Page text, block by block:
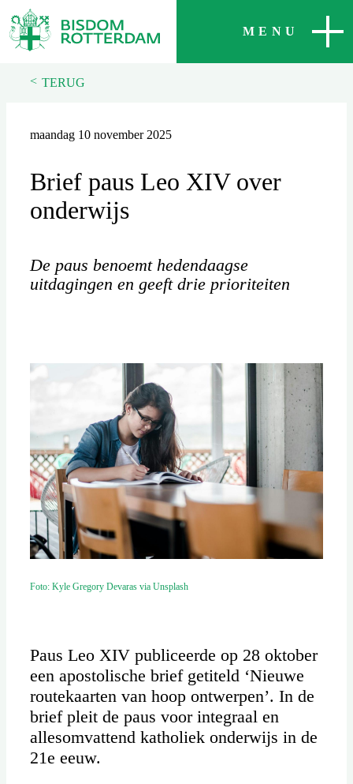
MENU
SLUITEN
< TERUG
maandag 10 november 2025
Brief paus Leo XIV over
onderwijs
De paus benoemt hedendaagse
uitdagingen en geeft drie prioriteiten
Foto: Kyle Gregory Devaras via Unsplash
Paus Leo XIV publiceerde op 28 oktober
een apostolische brief getiteld ‘Nieuwe
routekaarten van hoop ontwerpen’. In de
brief pleit de paus voor integraal en
allesomvattend katholiek onderwijs in de
21e eeuw.